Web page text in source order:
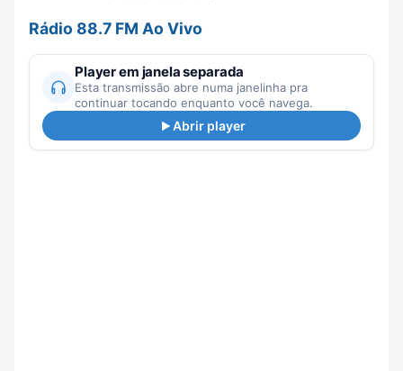
Rádio 88.7 FM Ao Vivo
Player em janela separada
Esta transmissão abre numa janelinha pra
continuar tocando enquanto você navega.
Abrir player